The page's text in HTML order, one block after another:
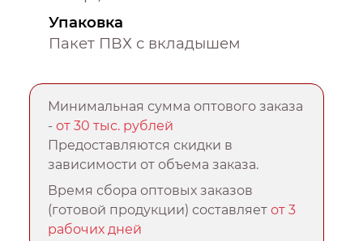
Упаковка
Пакет ПВХ с вкладышем
Минимальная сумма оптового заказа
-от 30 тыс. рублей
Предоставляются скидки в
зависимости от объема заказа.
Время сбора оптовых заказов
(готовой продукции) составляетот 3
рабочих дней